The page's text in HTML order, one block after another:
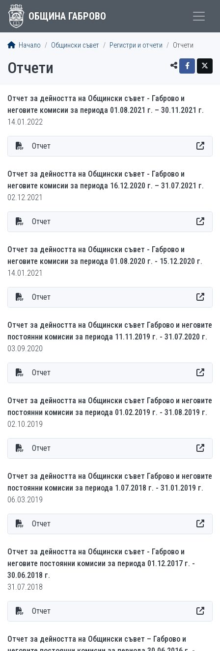
ОБЩИНА ГАБРОВО
Начало Общински съвет Регистри и отчети Отчети
Отчети
Отчет за дейността на Общински съвет - Габрово и
неговите комисии за периода 01.08.2021 г. – 30.11.2021 г.
14.01.2022
Отчет
Отчет за дейността на Общински съвет - Габрово и
неговите комисии за периода 16.12.2020 г. – 31.07.2021 г.
02.12.2021
Отчет
Отчет за дейността на Общински съвет - Габрово и
неговите комисии за периода 01.08.2020 г. - 15.12.2020 г.
14.01.2021
Отчет
Отчет за дейността на Общински съвет Габрово и неговите
постоянни комисии за периода 11.11.2019 г. - 31.07.2020 г.
03.09.2020
Отчет
Отчет за дейността на Общински съвет Габрово и неговите
постоянни комисии за периода 01.02.2019 г. - 31.08.2019 г.
02.10.2019
Отчет
Отчет за дейността на Общински съвет Габрово и неговите
постоянни комисии за периода 1.07.2018 г. - 31.01.2019 г.
06.03.2019
Отчет
Отчет за дейността на Общински съвет - Габрово и
неговите постоянни комисии за периода 01.12.2017 г. -
30.06.2018 г.
31.07.2018
Отчет
Отчет за дейността на Общински съвет – Габрово и